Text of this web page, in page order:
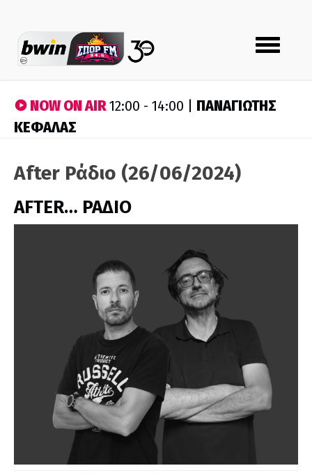
Toggle
navigation
NOW ON AIR12:00 - 14:00 | ΠΑΝΑΓΙΩΤΗΣ
ΚΕΦΑΛΑΣ
After Ράδιο (26/06/2024)
AFTER… ΡΑΔΙΟ